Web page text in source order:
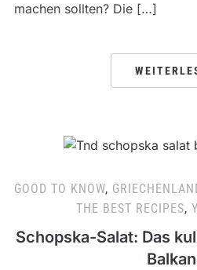
machen sollten? Die […]
GOOD TO KNOW,
THE BEST RECIPES,
Schopska-Salat: Das